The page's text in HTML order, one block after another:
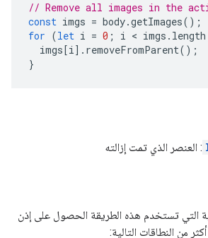
// Remove all images in the
const imgs = body.getImages();
for (let i = 0 ; i < imgs . length
imgs[i]. removeFromParent();
}
: العنصر الذي تمت إزالته
التي تستخدم هذه الطريقة الحصول على إذن
من النطاقات التالية: